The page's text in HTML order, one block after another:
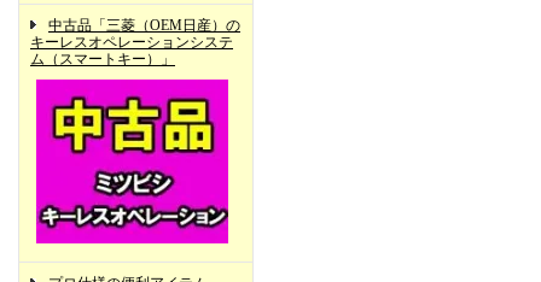
中古品「三菱（OEM日産）の
キーレスオペレーションシステ
ム（スマートキー）」